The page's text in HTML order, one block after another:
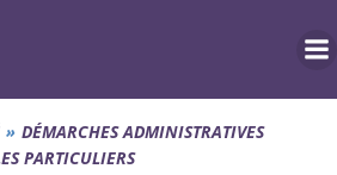
DÉMARCHES ADMINISTRATIVES
PARTICULIERS